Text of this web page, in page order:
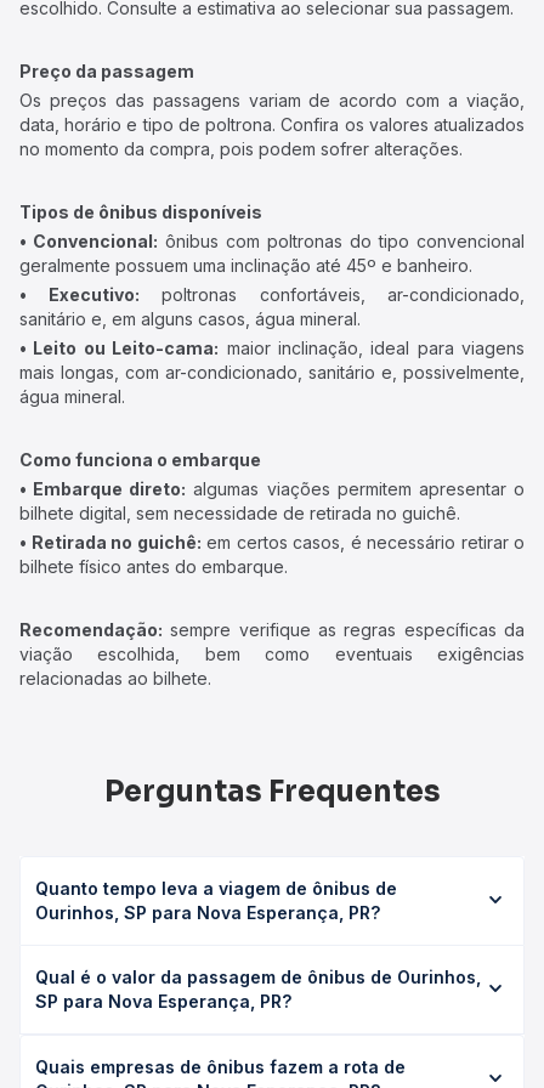
escolhido. Consulte a estimativa ao selecionar sua passagem.
Preço da passagem
Os preços das passagens variam de acordo com a viação,
data, horário e tipo de poltrona. Confira os valores atualizados
no momento da compra, pois podem sofrer alterações.
Tipos de ônibus disponíveis
• Convencional: ônibus com poltronas do tipo convencional
geralmente possuem uma inclinação até 45º e banheiro.
• Executivo: poltronas confortáveis, ar-condicionado,
sanitário e, em alguns casos, água mineral.
• Leito ou Leito-cama: maior inclinação, ideal para viagens
mais longas, com ar-condicionado, sanitário e, possivelmente,
água mineral.
Como funciona o embarque
• Embarque direto: algumas viações permitem apresentar o
bilhete digital, sem necessidade de retirada no guichê.
• Retirada no guichê: em certos casos, é necessário retirar o
bilhete físico antes do embarque.
Recomendação: sempre verifique as regras específicas da
viação escolhida, bem como eventuais exigências
relacionadas ao bilhete.
Perguntas Frequentes
Quanto tempo leva a viagem de ônibus de
Ourinhos, SP para Nova Esperança, PR?
Esperança, PR leva em média 6h 15min, podendo variar
conforme a viação, o tipo de serviço (convencional,
duração exata de cada opção na data desejada.
Qual é o valor da passagem de ônibus de Ourinhos,
SP para Nova Esperança, PR?
Nova Esperança, PR custa em média R$ 128,01 e varia
Quais empresas de ônibus fazem a rota de